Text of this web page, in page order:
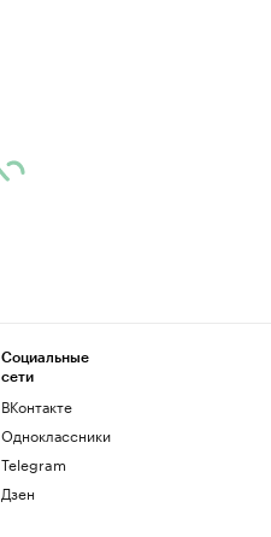
Социальные
сети
ВКонтакте
Одноклассники
Telegram
Дзен